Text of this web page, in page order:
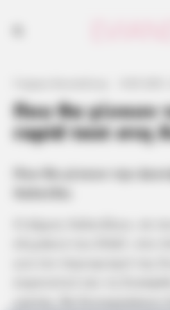
Που θα γίνουν
rapid test στη
Που θα γίνουν την
υγείας, θα διενεργήσουν